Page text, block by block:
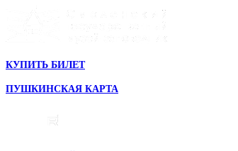
КУПИТЬ БИЛЕТ
ПУШКИНСКАЯ КАРТА